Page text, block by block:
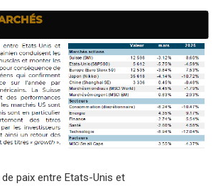
paix entre Etats-Unis et